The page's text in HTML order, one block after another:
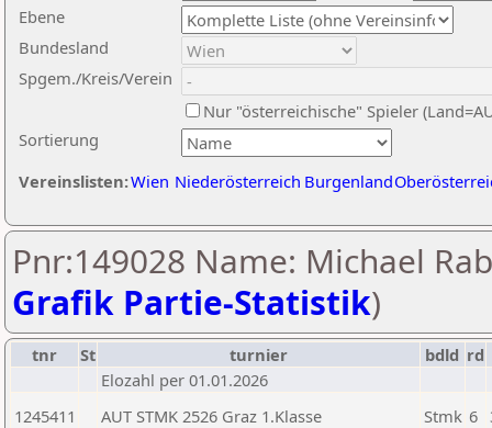
Ebene
Sortierung
Bundesland
Spgem./Kreis/Verein
Nur "österreichische" Spieler
Vereinslisten:Wien Niederösterreich Burgenland
Pnr:149028 Name: Michael
Grafik Partie-Statistik)
tnr St turnier bdld rd
Elozahl per 01.01.2026
1245411
AUT STMK 2526 Graz 1.Klasse Stmk 6